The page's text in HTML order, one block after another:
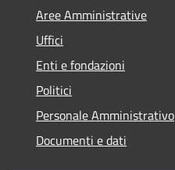
Aree Amministrative
Uffici
Enti e fondazioni
Politici
Personale Amministrativo
Documenti e dati